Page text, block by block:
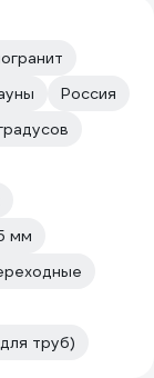
Россия
мм
труб)